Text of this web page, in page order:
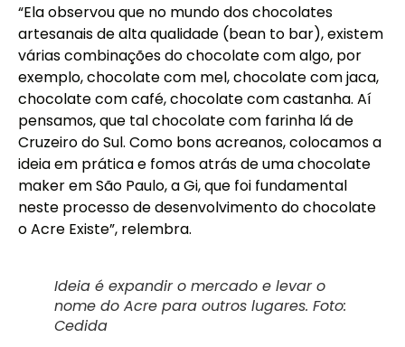
“Ela observou que no mundo dos chocolates
artesanais de alta qualidade (bean to bar), existem
várias combinações do chocolate com algo, por
exemplo, chocolate com mel, chocolate com jaca,
chocolate com café, chocolate com castanha. Aí
pensamos, que tal chocolate com farinha lá de
Cruzeiro do Sul. Como bons acreanos, colocamos a
ideia em prática e fomos atrás de uma chocolate
maker em São Paulo, a Gi, que foi fundamental
neste processo de desenvolvimento do chocolate
o Acre Existe”, relembra.
Ideia é expandir o mercado e levar o
nome do Acre para outros lugares. Foto:
Cedida